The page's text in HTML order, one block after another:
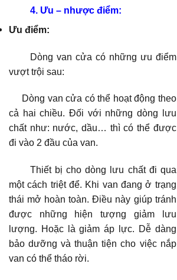
4. Ưu – nhược điểm:
Ưu điểm:
Dòng van cửa có những ưu điểm
vượt trội sau:
Dòng van cửa có thể hoạt động theo
cả hai chiều. Đối với những dòng lưu
chất như: nước, dầu… thì có thể được
đi vào 2 đầu của van.
Thiết bị cho dòng lưu chất đi qua
một cách triệt để. Khi van đang ở trạng
thái mở hoàn toàn. Điều này giúp tránh
được những hiện tượng giảm lưu
lượng. Hoặc là giảm áp lực. Dễ dàng
bảo dưỡng và thuận tiện cho việc nắp
van có thể tháo rời.